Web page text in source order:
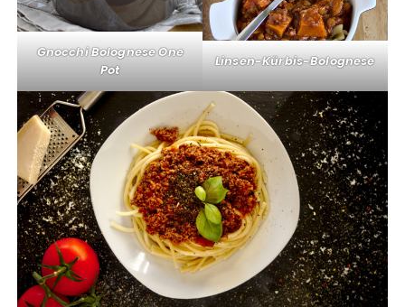
Gnocchi Bolognese One
Pot
Linsen-Kürbis-Bolognese